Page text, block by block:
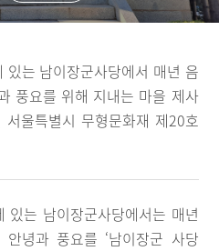
는 남이장군사당에서 매년 음
풍요를 위해 지내는 마을 제사
울특별시 무형문화재 제20호
있는 남이장군사당에서는 매년
녕과 풍요를 ‘남이장군 사당